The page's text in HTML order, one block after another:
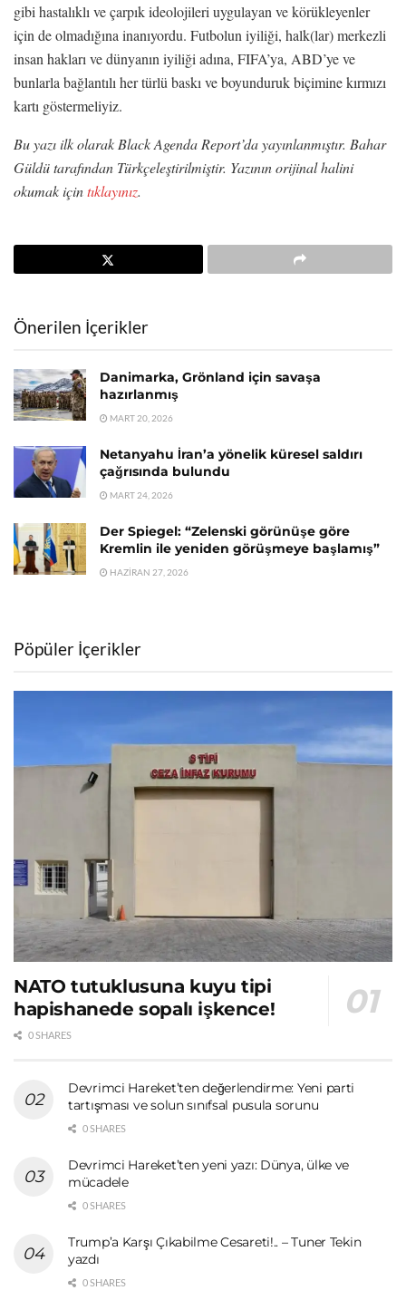
gibi hastalıklı ve çarpık ideolojileri uygulayan ve körükleyenler
için de olmadığına inanıyordu. Futbolun iyiliği, halk(lar) merkezli
insan hakları ve dünyanın iyiliği adına, FIFA’ya, ABD’ye ve
bunlarla bağlantılı her türlü baskı ve boyunduruk biçimine kırmızı
kartı göstermeliyiz.
Bu yazı ilk olarak Black Agenda Report’da yayınlanmıştır. Bahar
Güldü tarafından Türkçeleştirilmiştir. Yazının orijinal halini
okumak içintıklayınız.
Önerilen İçerikler
Danimarka, Grönland için savaşa
hazırlanmış
MART 20, 2026
Netanyahu İran’a yönelik küresel saldırı
çağrısında bulundu
MART 24, 2026
Der Spiegel: “Zelenski görünüşe göre
Kremlin ile yeniden görüşmeye başlamış”
HAZIRAN 27, 2026
Pöpüler İçerikler
NATO tutuklusuna kuyu tipi
hapishanede sopalı işkence!
0 SHARES
Devrimci Hareket’ten değerlendirme: Yeni parti
tartışması ve solun sınıfsal pusula sorunu
0 SHARES
Devrimci Hareket’ten yeni yazı: Dünya, ülke ve
mücadele
0 SHARES
Trump’a Karşı Çıkabilme Cesareti!.. – Tuner Tekin
yazdı
0 SHARES